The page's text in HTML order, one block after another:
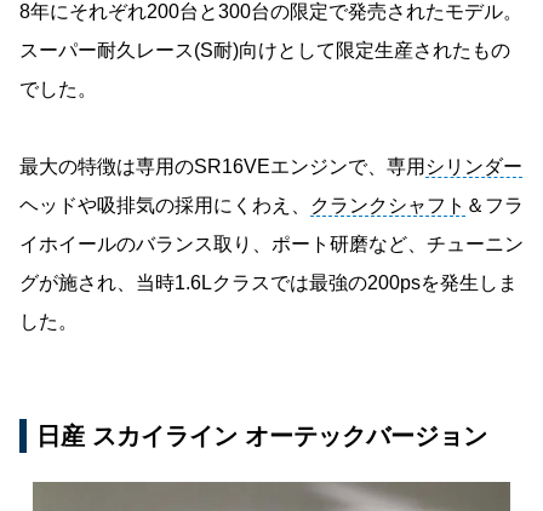
8年にそれぞれ200台と300台の限定で発売されたモデル。
スーパー耐久レース(S耐)向けとして限定生産されたもの
でした。
最大の特徴は専用のSR16VEエンジンで、専用 シリンダー
ヘッドや吸排気の採用にくわえ、
クランクシャフト ＆フラ
イホイールのバランス取り、ポート研磨など、チューニン
グが施され、当時1.6Lクラスでは最強の200psを発生しま
した。
日産 スカイライン オーテックバージョン